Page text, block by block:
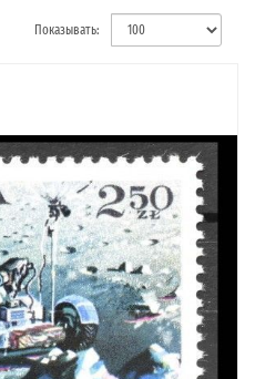
Показывать: